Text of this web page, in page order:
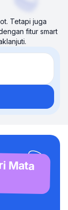
Tetapi juga
fitur smart
Mata